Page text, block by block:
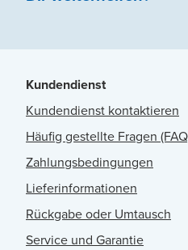
Kundendienst
Kundendienst kontaktieren
Häufig gestellte Fragen
Zahlungsbedingungen
Lieferinformationen
Rückgabe oder Umtausch
Service und Garantie